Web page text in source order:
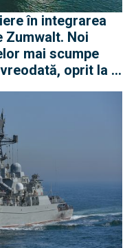
în integrarea
Zumwalt. Noi
mai scumpe
oprit la 3